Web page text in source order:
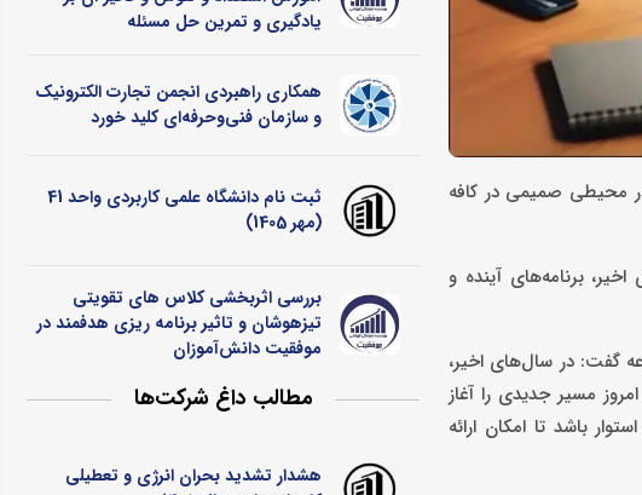
محیطی صمیمی در کافه
برنامه‌های آینده و
گفت: در سال‌های اخیر،
مسیر جدیدی را آغاز
باشد تا امکان ارائه
یادگیری و تمرین حل مسئله
همکاری راهبردی انجمن تجارت الکترونیک
و سازمان فنی‌وحرفه‌ای کلید خورد
ثبت نام دانشگاه علمی کاربردی واحد 41
(مهر 1405)
بررسی اثربخشی کلاس ‌های تقویتی
تیزهوشان و تاثیر برنامه ‌ریزی هدفمند در
موفقیت دانش‌آموزان
مطالب داغ شرکت‌ها
هشدار تشدید بحران انرژی و تعطیلی